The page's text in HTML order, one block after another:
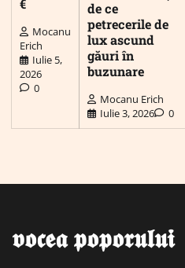
€
Mocanu
Erich
Iulie 5,
2026
0
de ce
petrecerile de
lux ascund
găuri în
buzunare
Mocanu Erich
Iulie 3, 2026
0
𝖛𝖔𝖈𝖊𝖆 𝖕𝖔𝖕𝖔𝖗𝖚𝖑𝖚𝖎